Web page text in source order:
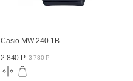
Casio MW-240-1B
2 840 Р 3 780 Р